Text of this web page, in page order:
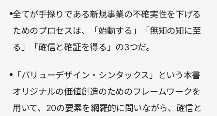
全てが手探りである新規事業の不確実性を下げる
ためのプロセスは、「始動する」「無知の知に至
る」「確信と確証を得る」の3つだ。
「バリューデザイン・シンタックス」という本書
オリジナルの価値創造のためのフレームワークを
用いて、20の要素を網羅的に問いながら、確信と